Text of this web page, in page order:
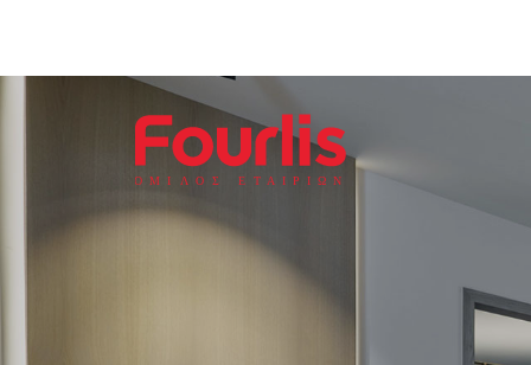
ΟΜΙ Λ Ο Σ Ε Τ ΑΙΡΙΩΝ